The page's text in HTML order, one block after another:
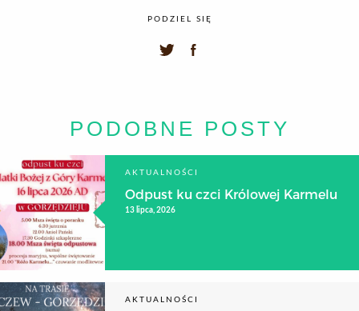
PODZIEL SIĘ
PODOBNE POSTY
AKTUALNOŚCI
Odpust ku czci Królowej Karmelu
13 lipca, 2026
AKTUALNOŚCI